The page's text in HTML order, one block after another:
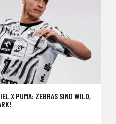
X PUMA: ZEBRAS SIND WILD,